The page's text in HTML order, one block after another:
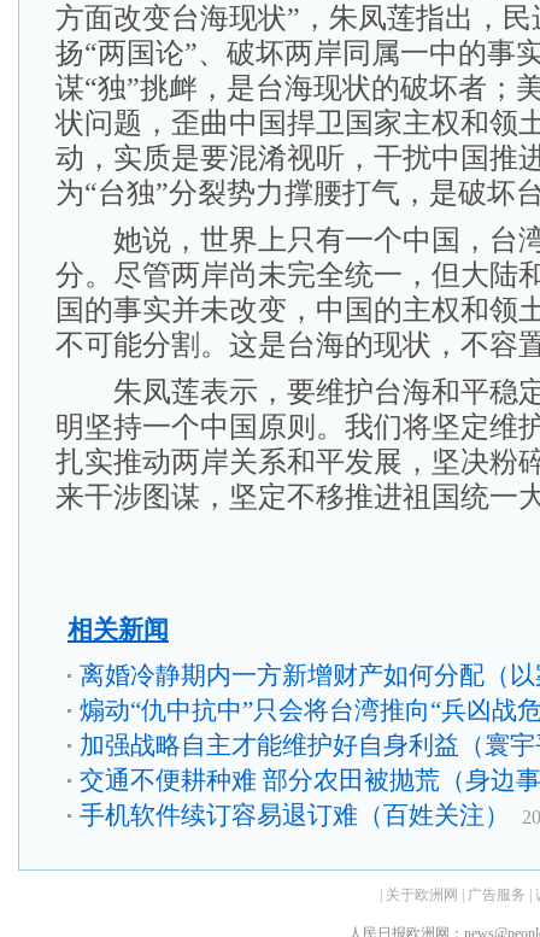
方面改变台海现状”，朱凤莲指出，
扬“两国论”、破坏两岸同属一中的事
谋“独”挑衅，是台海现状的破坏者；
状问题，歪曲中国捍卫国家主权和领
动，实质是要混淆视听，干扰中国推
为“台独”分裂势力撑腰打气，是破坏
她说，世界上只有一个中国，台
分。尽管两岸尚未完全统一，但大陆
国的事实并未改变，中国的主权和领
不可能分割。这是台海的现状，不容
朱凤莲表示，要维护台海和平稳
明坚持一个中国原则。我们将坚定维
扎实推动两岸关系和平发展，坚决粉
来干涉图谋，坚定不移推进祖国统一
相关新闻
离婚冷静期内一方新增财产如何分配（
煽动“仇中抗中”只会将台湾推向“兵凶战
加强战略自主才能维护好自身利益（寰
交通不便耕种难 部分农田被抛荒（身边
手机软件续订容易退订难（百姓关注）
关于欧洲网 广告服务
人民日报欧洲网：